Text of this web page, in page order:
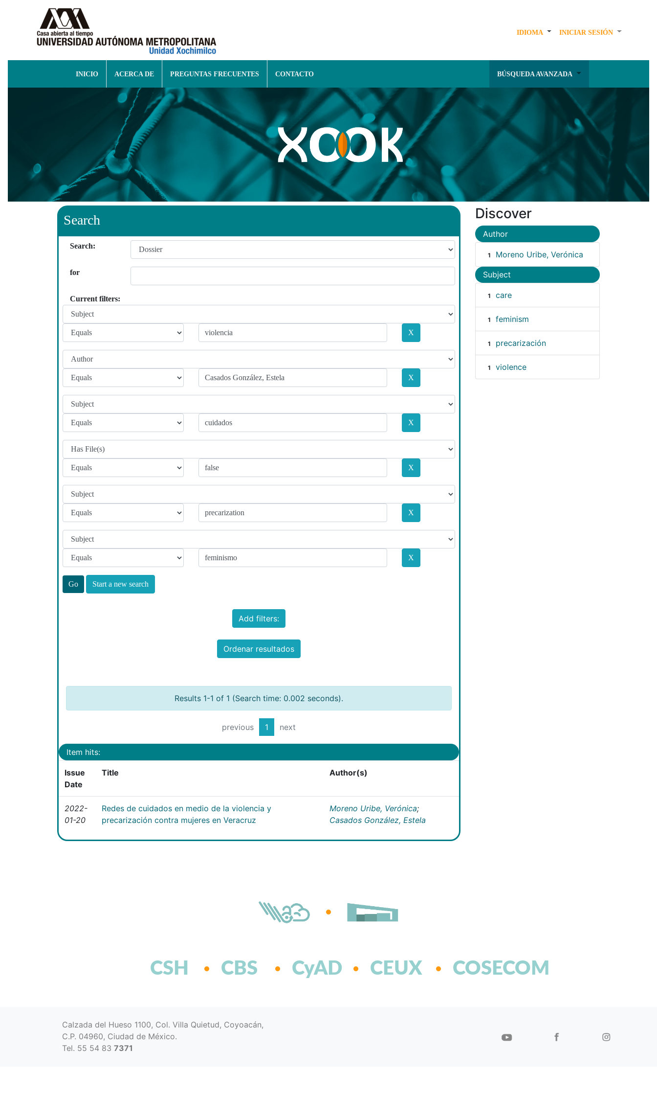
IDIOMA INICIAR SESIÓN
INICIO ACERCA DE PREGUNTAS FRECUENTES CONTACTO BÚSQUEDA AVANZADA
Search
Search:
for
Current filters:
Start a new search
Add filters:
Ordenar resultados
Results 1-1 of 1 (Search time: 0.002 seconds).
previous 1 next
Item hits:
Issue
Date
Title Author(s)
2022-
01-20
Redes de cuidados en medio de la violencia y
precarización contra mujeres en Veracruz
Moreno Uribe, Verónica;
Casados González, Estela
Discover
Author
1 Moreno Uribe, Verónica
Subject
1 care
1 feminism
1 precarización
1 violence
CSH CBS CyAD CEUX COSECOM
Calzada del Hueso 1100, Col. Villa Quietud, Coyoacán,
C.P. 04960, Ciudad de México.
Tel. 55 54 83 7371